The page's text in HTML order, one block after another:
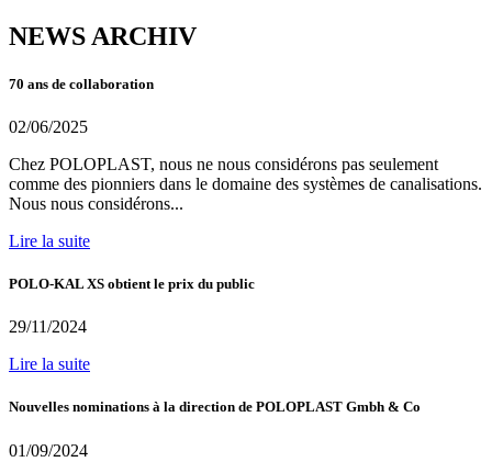
NEWS ARCHIV
70 ans de collaboration
02/06/2025
Chez POLOPLAST, nous ne nous considérons pas seulement
comme des pionniers dans le domaine des systèmes de canalisations.
Nous nous considérons...
Lire la suite
POLO-KAL XS obtient le prix du public
29/11/2024
Lire la suite
Nouvelles nominations à la direction de POLOPLAST Gmbh & Co
01/09/2024